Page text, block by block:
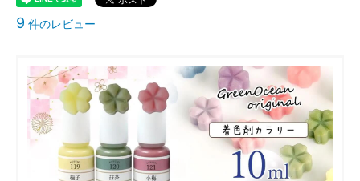
9 件のレビュー